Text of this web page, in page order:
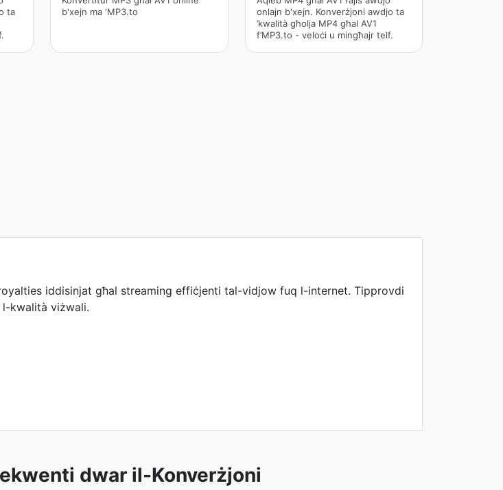
ta
b'xejn ma 'MP3.to
onlajn b'xejn. Konverżjoni awdjo ta
’kwalità għolja MP4 għal AV1
f’MP3.to - veloċi u mingħajr telf.
iddisinjat għal streaming effiċjenti tal-vidjow fuq l-internet. Tipprovdi
kwalità viżwali.
dwar il-Konverżjoni